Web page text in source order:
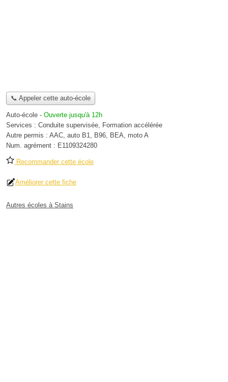
📞 Appeler cette auto-école
Auto-école - Ouverte jusqu'à 12h
Services : Conduite supervisée, Formation accélérée
Autre permis : AAC, auto B1, B96, BEA, moto A
Num. agrément : E1109324280
Recommander cette école
Améliorer cette fiche
Autres écoles à Stains